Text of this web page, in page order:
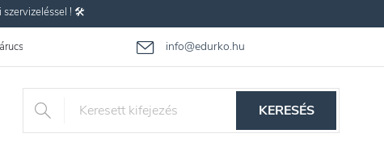
szervizeléssel ! 🛠️
info@edurko.hu
Gyakran ismételt kérdések
KERESÉS